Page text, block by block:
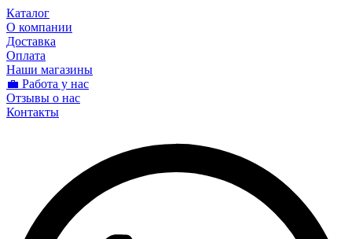
Каталог
О компании
Доставка
Оплата
Наши магазины
💼 Работа у нас
Отзывы о нас
Контакты